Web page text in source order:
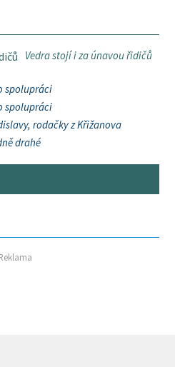
Vedra stojí i za únavou řidičů
spolupráci
spolupráci
rodačky z Křižanova
drahé